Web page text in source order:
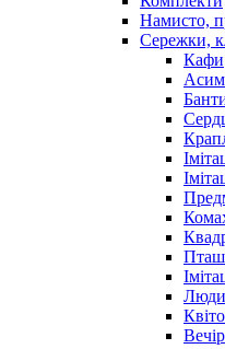
Намисто,
Сережки,
Кафи